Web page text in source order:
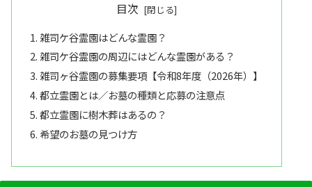
目次
雑司ケ谷霊園はどんな霊園？
雑司ケ谷霊園の周辺にはどんな霊園がある？
雑司ヶ谷霊園の募集要項【令和8年度（2026年）】
都立霊園とは／お墓の種類と応募の注意点
都立霊園に樹木葬はあるの？
希望のお墓の見つけ方